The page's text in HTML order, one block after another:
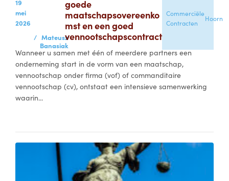
19
mei
2026
/ Mateusz
Banasiak
goede
maatschapsovereenko
mst en een goed
vennootschapscontract
Commerciële
Contracten
Hoorn
Wanneer u samen met één of meerdere partners een
onderneming start in de vorm van een maatschap,
vennootschap onder firma (vof) of commanditaire
vennootschap (cv), ontstaat een intensieve samenwerking
waarin...